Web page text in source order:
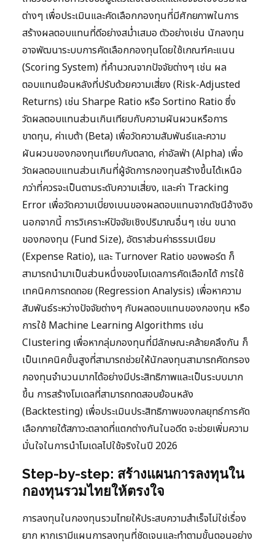
ต่างๆ เพื่อประเมินและคัดเลือกกองทุนที่มีศักยภาพในการ
สร้างผลตอบแทนที่ดีอย่างสม่ำเสมอ ตัวอย่างเช่น นักลงทุน
อาจพัฒนาระบบการคัดเลือกกองทุนโดยใช้เกณฑ์คะแนน
(Scoring System) ที่คำนวณจากปัจจัยต่างๆ เช่น ผล
ตอบแทนย้อนหลังที่ปรับด้วยความเสี่ยง (Risk-Adjusted
Returns) เช่น Sharpe Ratio หรือ Sortino Ratio ซึ่ง
วัดผลตอบแทนส่วนเกินเทียบกับความผันผวนหรือการ
ขาดทุน, ค่าเบต้า (Beta) เพื่อวัดความสัมพันธ์และความ
ผันผวนของกองทุนเทียบกับตลาด, ค่าอัลฟ่า (Alpha) เพื่อ
วัดผลตอบแทนส่วนเกินที่ผู้จัดการกองทุนสร้างขึ้นได้เหนือ
กว่าที่ควรจะเป็นตามระดับความเสี่ยง, และค่า Tracking
Error เพื่อวัดความเบี่ยงเบนของผลตอบแทนจากดัชนีอ้างอิง
นอกจากนี้ การวิเคราะห์ปัจจัยเชิงปริมาณอื่นๆ เช่น ขนาด
ของกองทุน (Fund Size), อัตราส่วนค่าธรรมเนียม
(Expense Ratio), และ Turnover Ratio ของพอร์ต ก็
สามารถนำมาเป็นส่วนหนึ่งของโมเดลการคัดเลือกได้ การใช้
เทคนิคการถดถอย (Regression Analysis) เพื่อหาความ
สัมพันธ์ระหว่างปัจจัยต่างๆ กับผลตอบแทนของกองทุน หรือ
การใช้ Machine Learning Algorithms เช่น
Clustering เพื่อหากลุ่มกองทุนที่มีลักษณะคล้ายคลึงกัน ก็
เป็นเทคนิคขั้นสูงที่สามารถช่วยให้นักลงทุนสามารถคัดกรอง
กองทุนจำนวนมากได้อย่างมีประสิทธิภาพและเป็นระบบมาก
ขึ้น การสร้างโมเดลที่สามารถทดสอบย้อนหลัง
(Backtesting) เพื่อประเมินประสิทธิภาพของกลยุทธ์การคัด
เลือกภายใต้สภาวะตลาดที่แตกต่างกันในอดีต จะช่วยเพิ่มความ
มั่นใจในการนำโมเดลไปใช้จริงในปี 2026
Step-by-step: สร้างแผนการลงทุนใน
กองทุนรวมไทยให้ตรงใจ
การลงทุนในกองทุนรวมไทยให้ประสบความสำเร็จไม่ใช่เรื่อง
ยาก หากเรามีแผนการลงทุนที่ชัดเจนและทำตามขั้นตอนอย่าง